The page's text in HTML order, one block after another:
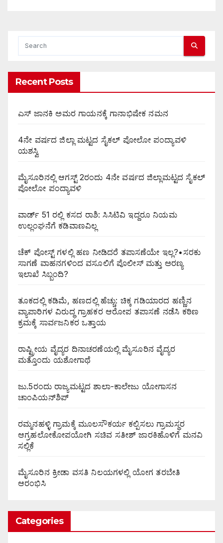
Recent Posts
ಎಸ್ ಜಾನಕಿ ಅಮರ ಗಾಯನಕ್ಕೆ ಗಾನಾಭಿಷೇಕ ನಮನ
4ನೇ ವರ್ಷದ ಜಿಲ್ಲಾ ಮಟ್ಟದ ಸೈಕಲ್ ಪೋಲೋ ಪಂದ್ಯಾವಳಿ
ಯಶಸ್ವಿ
ಮೈಸೂರಿನಲ್ಲಿ ಆಗಸ್ಟ್‌ 2ರಂದು 4ನೇ ವರ್ಷದ ಜಿಲ್ಲಾಮಟ್ಟದ ಸೈಕಲ್
ಪೋಲೋ ಪಂದ್ಯಾವಳಿ
ವಾರ್ಡ್ 51 ರಲ್ಲಿ ಕಸದ ರಾಶಿ: ಸಿಸಿಟಿವಿ ಇದ್ದರೂ ನಿಯಮ
ಉಲ್ಲಂಘನೆಗೆ ಕಡಿವಾಣವಿಲ್ಲ
ಚೆಕ್ ಪೋಸ್ಟ್ ಗಳಲ್ಲಿ ಹಣ ನೀಡಿದರೆ ತಪಾಸಣೆಯೇ ಇಲ್ಲ?•ಸರಕು
ಸಾಗಣೆ ವಾಹನಗಳಿಂದ ವಸೂಲಿಗೆ ಪೊಲೀಸ್ ಮತ್ತು ಅರಣ್ಯ
ಇಲಾಖೆ ಸಿಬ್ಬಂದಿ?
ತೂಕದಲ್ಲಿ ಕಡಿಮೆ, ಹಣದಲ್ಲಿ ಹೆಚ್ಚು: ಚಿಕ್ಕ ಗಡಿಯಾರದ ಹಣ್ಣಿನ
ವ್ಯಾಪಾರಿಗಳ ವಿರುದ್ಧ ಗ್ರಾಹಕರ ಆರೋಪ ತಪಾಸಣೆ ನಡೆಸಿ ಕಠಿಣ
ಕ್ರಮಕ್ಕೆ ಸಾರ್ವಜನಿಕರ ಒತ್ತಾಯ
ರಾಷ್ಟ್ರೀಯ ವೈದ್ಯರ ದಿನಾಚರಣೆಯಲ್ಲಿ ಮೈಸೂರಿನ ವೈದ್ಯರ
ಮತ್ತೊಂದು ಯಶೋಗಾಥೆ
ಜು.5ರಂದು ರಾಜ್ಯಮಟ್ಟದ ಶಾಲಾ-ಕಾಲೇಜು ಯೋಗಾಸನ
ಚಾಂಪಿಯನ್‌ಶಿಪ್
ರಮ್ಮನಹಳ್ಳಿ ಗ್ರಾಮಕ್ಕೆ ಮೂಲಸೌಕರ್ಯ ಕಲ್ಪಿಸಲು ಗ್ರಾಮಸ್ಥರ
ಆಗ್ರಹಲೋಕೋಪಯೋಗಿ ಸಚಿವ ಸತೀಶ್ ಜಾರಕಿಹೊಳಿಗೆ ಮನವಿ
ಸಲ್ಲಿಕೆ
ಮೈಸೂರಿನ ಕ್ರೀಡಾ ವಸತಿ ನಿಲಯಗಳಲ್ಲಿ ಯೋಗ ತರಬೇತಿ
ಆರಂಭಿಸಿ
Categories